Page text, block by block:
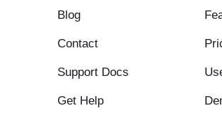
Blog
Contact
Support Docs
Get Help